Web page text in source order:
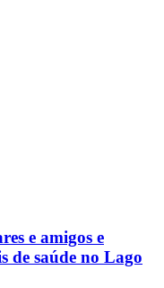
e amigos e
de saúde no Lago